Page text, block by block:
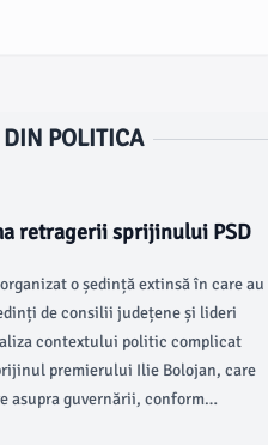
DIN POLITICA
retragerii sprijinului PSD
o ședință extinsă în care au
de consilii județene și lideri
contextului politic complicat
premierului Ilie Bolojan, care
asupra guvernării, conform